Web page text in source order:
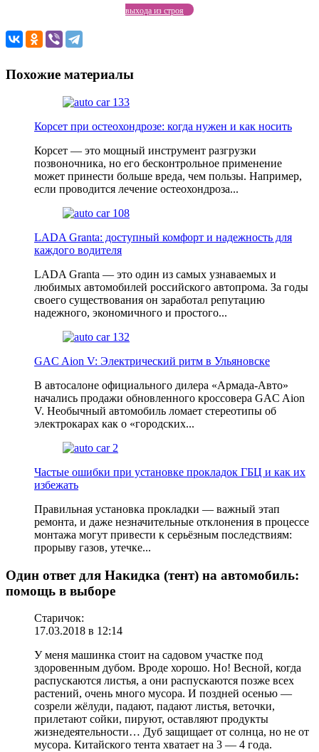
выхода из строя
Похожие материалы
Корсет при остеохондрозе: когда нужен и как носить
Корсет — это мощный инструмент разгрузки
позвоночника, но его бесконтрольное применение
может принести больше вреда, чем пользы. Например,
если проводится лечение остеохондроза...
LADA Granta: доступный комфорт и надежность для
каждого водителя
LADA Granta — это один из самых узнаваемых и
любимых автомобилей российского автопрома. За годы
своего существования он заработал репутацию
надежного, экономичного и простого...
GAC Aion V: Электрический ритм в Ульяновске
В автосалоне официального дилера «Армада-Авто»
начались продажи обновленного кроссовера GAC Aion
V. Необычный автомобиль ломает стереотипы об
электрокарах как о «городских...
Частые ошибки при установке прокладок ГБЦ и как их
избежать
Правильная установка прокладки — важный этап
ремонта, и даже незначительные отклонения в процессе
монтажа могут привести к серьёзным последствиям:
прорыву газов, утечке...
Один ответ для Накидка (тент) на автомобиль:
помощь в выборе
Старичок:
17.03.2018 в 12:14
У меня машинка стоит на садовом участке под
здоровенным дубом. Вроде хорошо. Но! Весной, когда
распускаются листья, а они распускаются позже всех
растений, очень много мусора. И поздней осенью —
созрели жёлуди, падают, падают листья, веточки,
прилетают сойки, пируют, оставляют продукты
жизнедеятельности… Дуб защищает от солнца, но не от
мусора. Китайского тента хватает на 3 — 4 года.